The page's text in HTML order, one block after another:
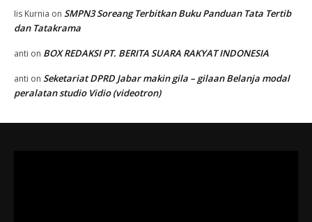
Iis Kurnia on SMPN3 Soreang Terbitkan Buku Panduan Tata Tertib
dan Tatakrama
anti on BOX REDAKSI PT. BERITA SUARA RAKYAT INDONESIA
anti on Seketariat DPRD Jabar makin gila – gilaan Belanja modal
peralatan studio Vidio (videotron)